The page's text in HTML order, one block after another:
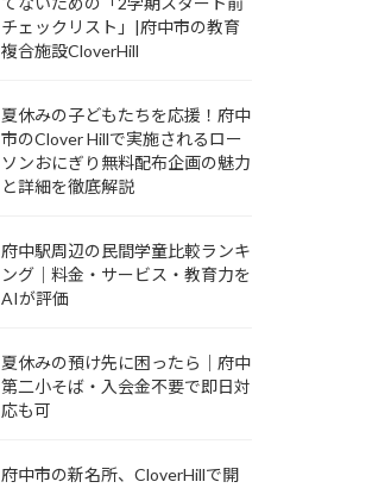
チェックリスト」|府中市の教育
複合施設CloverHill
夏休みの子どもたちを応援！府中
市のClover Hillで実施されるロー
ソンおにぎり無料配布企画の魅力
と詳細を徹底解説
府中駅周辺の民間学童比較ランキ
ング｜料金・サービス・教育力を
AIが評価
夏休みの預け先に困ったら｜府中
第二小そば・入会金不要で即日対
応も可
府中市の新名所、CloverHillで開